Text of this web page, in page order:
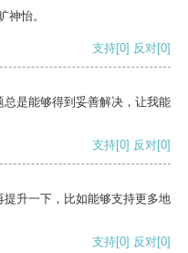
神怡。
支持[0] 反对[0]
是能够得到妥善解决，让我能
支持[0] 反对[0]
升一下，比如能够支持更多地
支持[0] 反对[0]